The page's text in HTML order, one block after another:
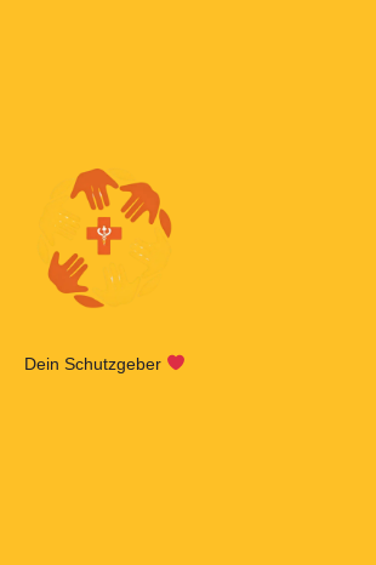
Dein Schutzgeber